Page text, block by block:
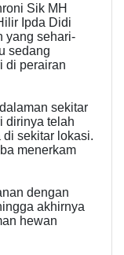
Sik MH
Ipda Didi
yang sehari-
sedang
di perairan
sekitar
dirinya telah
sekitar lokasi.
menerkam
dengan
akhirnya
hewan